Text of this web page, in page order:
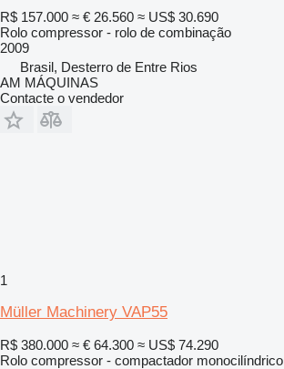
R$ 157.000 ≈ € 26.560 ≈ US$ 30.690
Rolo compressor - rolo de combinação
2009
Brasil, Desterro de Entre Rios
AM MÁQUINAS
Contacte o vendedor
1
Müller Machinery VAP55
R$ 380.000 ≈ € 64.300 ≈ US$ 74.290
Rolo compressor - compactador monocilíndrico